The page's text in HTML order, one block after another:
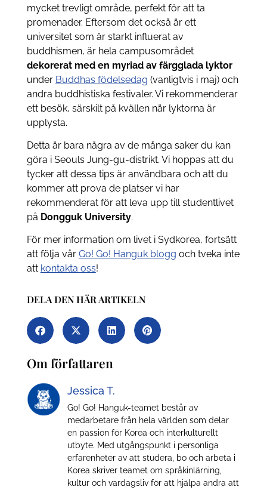
mycket trevligt område, perfekt för att ta
promenader. Eftersom det också är ett
universitet som är starkt influerat av
buddhismen, är hela campusområdet
dekorerat med en myriad av färgglada lyktor
under Buddhas födelsedag (vanligtvis i maj) och
andra buddhistiska festivaler. Vi rekommenderar
ett besök, särskilt på kvällen när lyktorna är
upplysta.
Detta är bara några av de många saker du kan
göra i Seouls Jung-gu-distrikt. Vi hoppas att du
tycker att dessa tips är användbara och att du
kommer att prova de platser vi har
rekommenderat för att leva upp till studentlivet
på Dongguk University.
För mer information om livet i Sydkorea, fortsätt
att följa vår Go! Go! Hanguk blogg och tveka inte
att kontakta oss!
DELA DEN HÄR ARTIKELN
Om författaren
Jessica T.
Go! Go! Hanguk-teamet består av
medarbetare från hela världen som delar
en passion för Korea och interkulturellt
utbyte. Med utgångspunkt i personliga
erfarenheter av att studera, bo och arbeta i
Korea skriver teamet om språkinlärning,
kultur och vardagsliv för att hjälpa andra att